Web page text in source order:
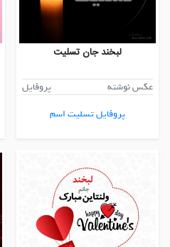
لبخند جان تسلیت
عکس نوشته
پروفایل
پروفایل تسلیت اسم